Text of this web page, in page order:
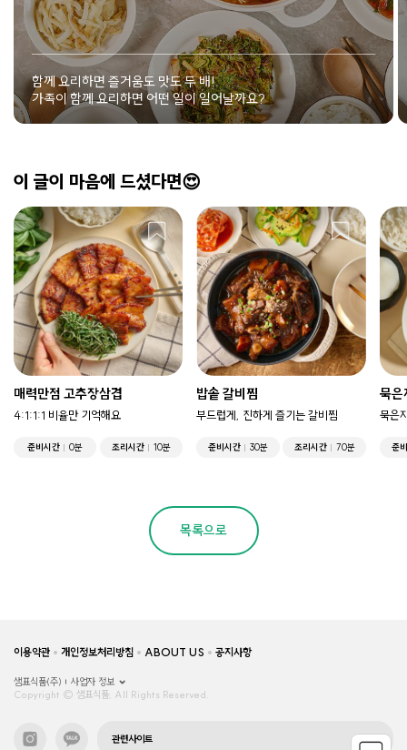
함께 요리하면 즐거움도 맛도 두 배!
가족이 함께 요리하면 어떤 일이 일어날까요?
이 글이 마음에 드셨다면😍
매력만점 고추장삼겹
4:1:1:1 비율만 기억해요
준비시간 0분 조리시간 10분
밥솥 갈비찜
부드럽게, 진하게 즐기는 갈비찜
준비시간 30분 조리시간 70분
묵은
묵은
준
목록으로
이용약관 개인정보처리방침 ABOUT US 공지사항
샘표식품(주)
사업자 정보
Copyright © 샘표식품, All Rights Reserved.
관련사이트